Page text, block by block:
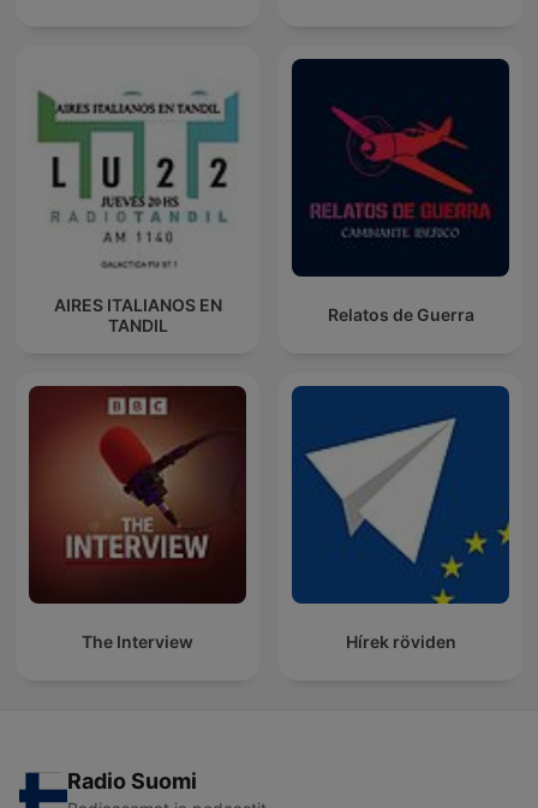
AIRES ITALIANOS EN
TANDIL
Relatos de Guerra
The Interview Hírek röviden
Radio Suomi